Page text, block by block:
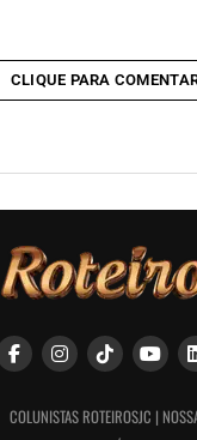
CLIQUE PARA
COLUNISTAS ROTEIROSJC |